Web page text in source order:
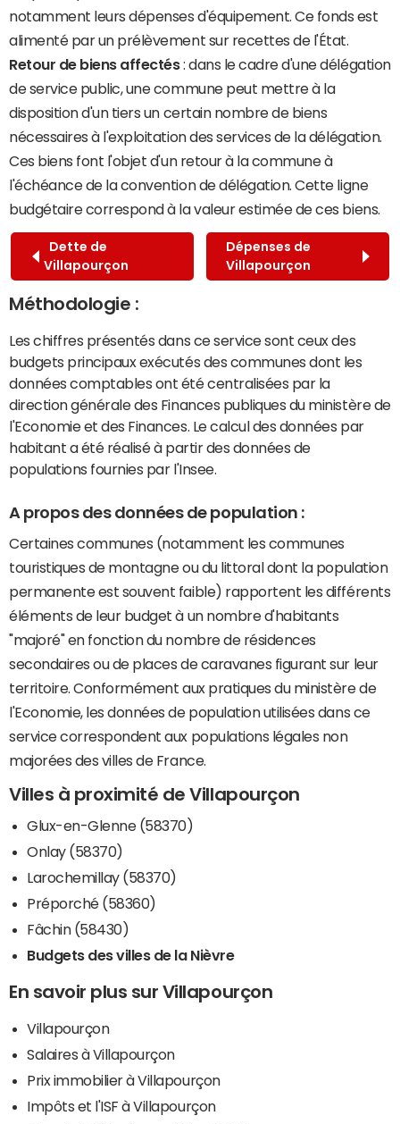
notamment leurs dépenses d'équipement. Ce fonds est
alimenté par un prélèvement sur recettes de l'État.
Retour de biens affectés: dans le cadre d'une délégation
de service public, une commune peut mettre à la
disposition d'un tiers un certain nombre de biens
nécessaires à l'exploitation des services de la délégation.
Ces biens font l'objet d'un retour à la commune à
l'échéance de la convention de délégation. Cette ligne
budgétaire correspond à la valeur estimée de ces biens.
Dette de
Villapourçon
Dépenses de
Villapourçon
Méthodologie :
Les chiffres présentés dans ce service sont ceux des
budgets principaux exécutés des communes dont les
données comptables ont été centralisées par la
direction générale des Finances publiques du ministère de
l'Economie et des Finances. Le calcul des données par
habitant a été réalisé à partir des données de
populations fournies par l'Insee.
A propos des données de population :
Certaines communes (notamment les communes
touristiques de montagne ou du littoral dont la population
permanente est souvent faible) rapportent les différents
éléments de leur budget à un nombre d'habitants
"majoré" en fonction du nombre de résidences
secondaires ou de places de caravanes figurant sur leur
territoire. Conformément aux pratiques du ministère de
l'Economie, les données de population utilisées dans ce
service correspondent aux populations légales non
majorées des villes de France.
Villes à proximité de Villapourçon
Glux-en-Glenne (58370)
Onlay (58370)
Larochemillay (58370)
Préporché (58360)
Fâchin (58430)
Budgets des villes de la Nièvre
En savoir plus sur Villapourçon
Villapourçon
Salaires à Villapourçon
Prix immobilier à Villapourçon
Impôts et l'ISF à Villapourçon